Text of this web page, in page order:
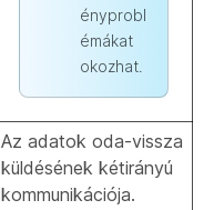
ényprobl
émákat
okozhat.
Az adatok oda-vissza
küldésének kétirányú
kommunikációja.